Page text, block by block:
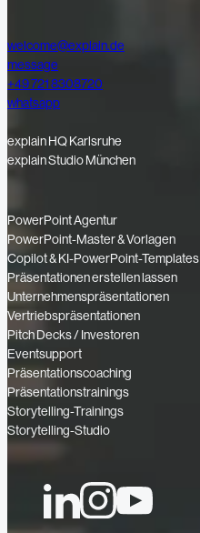
welcome@explain.de
message
+49 721 8308720
whatsapp
explain HQ Karlsruhe
explain Studio München
PowerPoint Agentur
PowerPoint-Master & Vorlagen
Copilot & KI-PowerPoint-Templates
Präsentationen erstellen lassen
Unternehmenspräsentationen
Vertriebspräsentationen
Pitch Decks / Investoren
Eventsupport
Präsentationscoaching
Präsentationstrainings
Storytelling-Trainings
Storytelling-Studio